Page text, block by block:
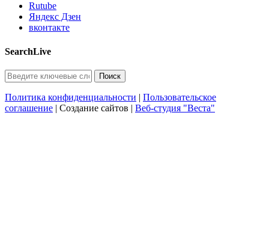
Rutube
Яндекс Дзен
вконтакте
SearchLive
Политика конфиденциальности | Пользовательское
соглашение | Создание сайтов | Веб-студия "Веста"